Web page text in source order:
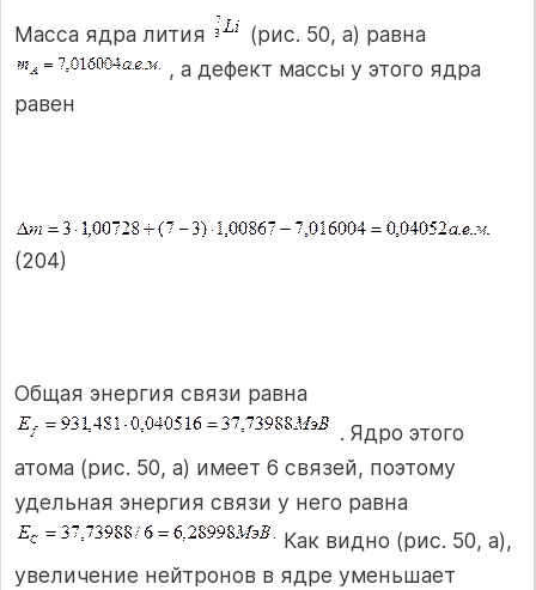
Масса ядра лития
(рис. 50, а) равна
, а дефект массы у этого ядра
равен
(204)
Общая энергия связи равна
. Ядро этого
атома (рис. 50, а) имеет 6 связей, поэтому
удельная энергия связи у него равна
Как видно (рис. 50, а),
увеличение нейтронов в ядре уменьшает